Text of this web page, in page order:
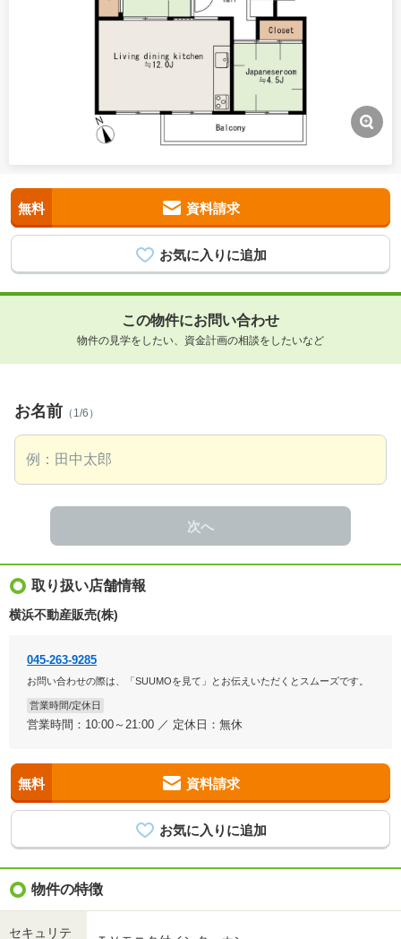
無料 資料請求
この物件にお問い合わせ
物件の見学をしたい、資金計画の相談をしたいなど
お名前 （1/6）
次へ
取り扱い店舗情報
横浜不動産販売(株)
045-263-9285
お問い合わせの際は、「SUUMOを見て」とお伝えいただくとスムーズです。
営業時間/定休日
営業時間：10:00～21:00 ／ 定休日：無休
無料 資料請求
物件の特徴
セキュリテ